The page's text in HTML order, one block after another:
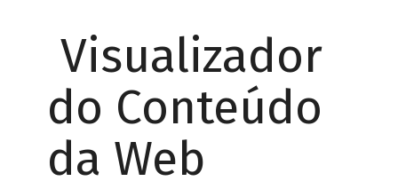
Visualizador
do Conteúdo
da Web